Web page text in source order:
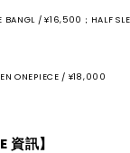
BANGL / ¥16,500；HALF
ONEPIECE / ¥18,000
資訊】